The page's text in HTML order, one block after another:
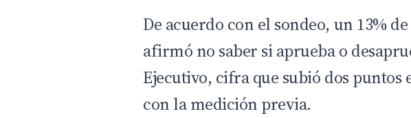
De acuerdo con el sondeo, un 13%
afirmó no saber si aprueba o
Ejecutivo, cifra que subió dos puntos
con la medición previa.